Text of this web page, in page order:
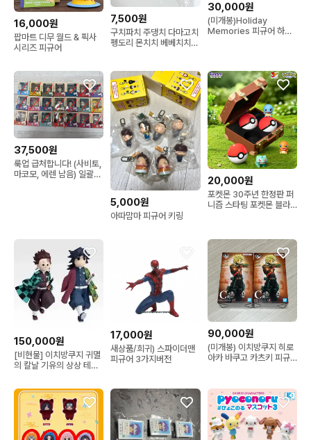
16,000원
팝마트 디무 월드 & 픽사
시리즈 피규어
7,500원
구치파치 주댕치 다마고치
펭도리 몬치치 베베치치
메지루시 가챠 키링
30,000원
(미개봉)Holiday
Memories 피규어 하츠
37,500원
룩업 급처합니다! (사비토,
마코모, 에렌 남음) 일괄시
5,000원
아따맘마 피규어 키링
20,000원
포켓몬 30주년 한정판 퍼
니즘 스타팅 포켓몬 블라
150,000원
[비현물] 이치방쿠지 귀멸
의 칼날 기유의 상상 테치
17,000원
새상품/희귀) 스파이더맨
피규어 3가지버전
90,000원
(미개봉) 이치방쿠지 히로
아카 바쿠고 카츠키 피규